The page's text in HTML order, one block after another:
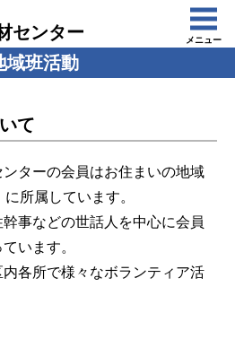
センター メニュー
域班活動
て
ターの会員はお住まいの地域
所属しています。
事などの世話人を中心に会員
います。
各所で様々なボランティア活